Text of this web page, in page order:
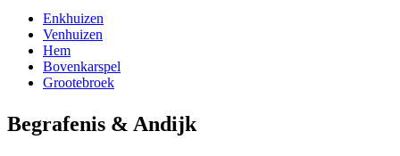
Enkhuizen
Venhuizen
Hem
Bovenkarspel
Grootebroek
Begrafenis & Andijk